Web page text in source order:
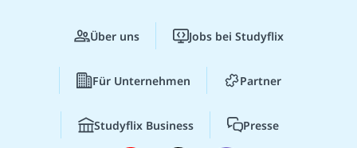
Über uns Jobs bei Studyflix
Für Unternehmen Partner
Studyflix Business Presse